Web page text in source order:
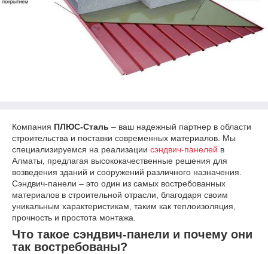
Компания ПЛЮС-Сталь – ваш надежный партнер в области
строительства и поставки современных материалов. Мы
специализируемся на реализации сэндвич-панелей в
Алматы, предлагая высококачественные решения для
возведения зданий и сооружений различного назначения.
Сэндвич-панели – это один из самых востребованных
материалов в строительной отрасли, благодаря своим
уникальным характеристикам, таким как теплоизоляция,
прочность и простота монтажа.
Что такое сэндвич-панели и почему они
так востребованы?